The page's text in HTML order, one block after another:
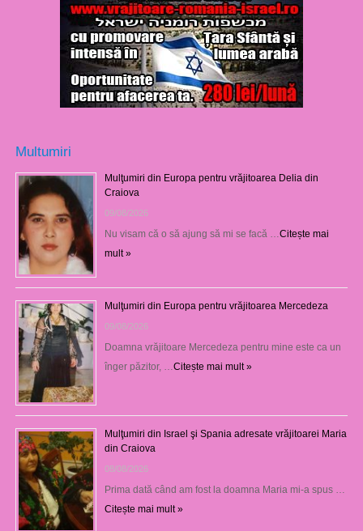
Multumiri
Mulţumiri din Europa pentru vrăjitoarea Delia din
Craiova
09/08/2026
Nu visam că o să ajung să mi se facă … Citește mai
mult »
Mulţumiri din Europa pentru vrăjitoarea Mercedeza
09/08/2026
Doamna vrăjitoare Mercedeza pentru mine este ca un
înger păzitor, … Citește mai mult »
Mulţumiri din Israel şi Spania adresate vrăjitoarei Maria
din Craiova
08/08/2026
Prima dată când am fost la doamna Maria mi-a spus …
Citește mai mult »